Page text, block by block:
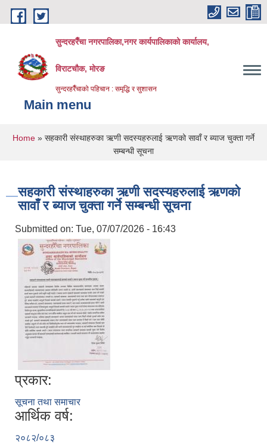
Skip to main content
सुन्दरहरैँचा नगरपालिका,नगर कार्यपालिकाको कार्यालय,
विराटचौक, मोरङ
सुन्दरहरैँचाको पहिचान : समृद्धि र सुशासन
Main menu
You are here
Home » सहकारी संस्थाहरुका ऋणी सदस्यहरुलाई ऋणको सावाँ र ब्याज चुक्ता गर्ने
सम्बन्धी सूचना
सहकारी संस्थाहरुका ऋणी सदस्यहरुलाई ऋणको
सावाँ र ब्याज चुक्ता गर्ने सम्बन्धी सूचना
Submitted on: Tue, 07/07/2026 - 16:43
प्रकार:
सूचना तथा समाचार
आर्थिक वर्ष:
२०८२/०८३